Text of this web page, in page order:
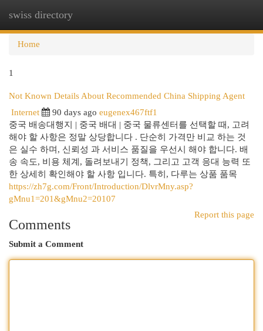
swiss directory
Home
1
Not Known Details About Recommended China Shipping Agent
Internet 90 days ago eugenex467ftf1
중국 배송대행지 | 중국 배대 | 중국 물류센터를 선택할 때, 고려
해야 할 사항은 정말 상당합니다 . 단순히 가격만 비교 하는 것
은 실수 하며, 신뢰성 과 서비스 품질을 우선시 해야 합니다. 배
송 속도, 비용 체계, 돌려보내기 정책, 그리고 고객 응대 능력 또
한 상세히 확인해야 할 사항 입니다. 특히, 다루는 상품 품목
https://zh7g.com/Front/Introduction/DlvrMny.asp?
gMnu1=201&gMnu2=20107
Report this page
Comments
Submit a Comment